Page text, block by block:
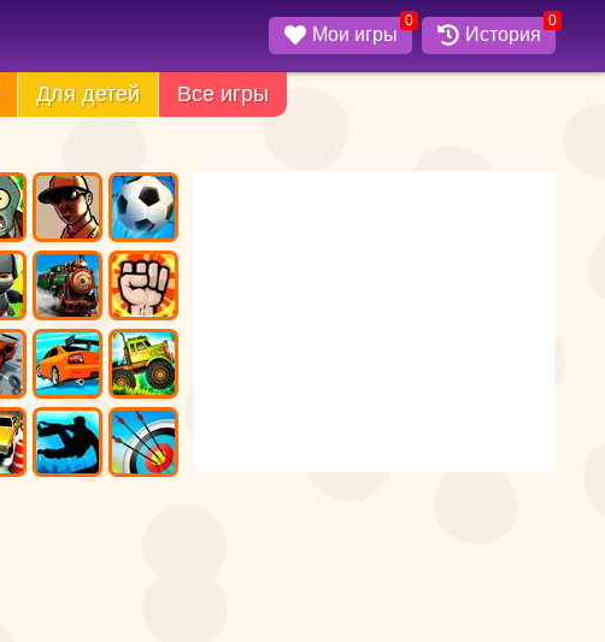
Мои игры
0
История
0
Для детей Все игры